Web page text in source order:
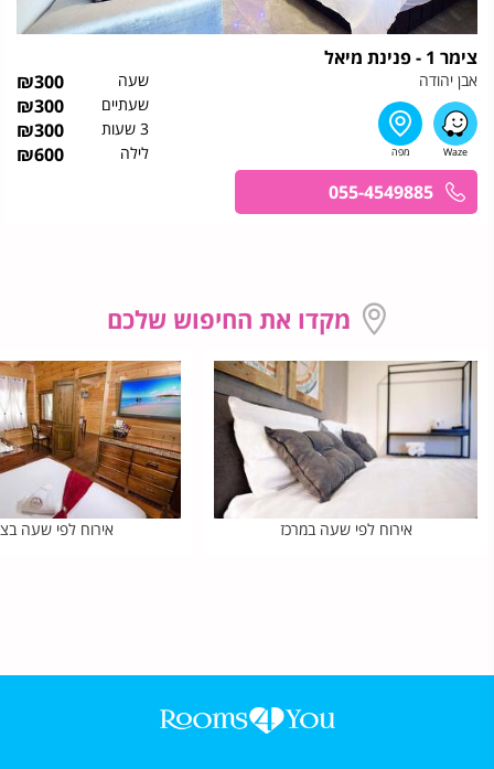
צימר 1 - פנינת מיאל
אבן יהודה שעה ₪300
שעתיים ₪300
3 שעות ₪300
לילה ₪600
055-4549885
מקדו את החיפוש שלכם
אירוח לפי שעה במרכז אירוח לפי שעה